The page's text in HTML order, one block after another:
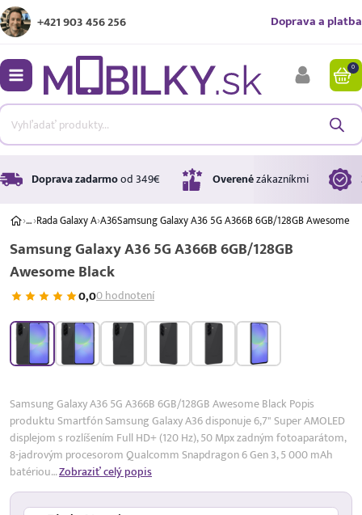
+421 903 456 256 Doprava a platba
0
Doprava zadarmood 349€ Overenézákazníkmi
›…›Rada Galaxy A›A36Samsung Galaxy A36 5G A366B 6GB/128GB Awesome
Samsung Galaxy A36 5G A366B 6GB/128GB
Awesome Black
0,00 hodnotení
A A ↑
Úrok
17,99 %
Samsung Galaxy A36 5G A366B 6GB/128GB Awesome Black Popis
produktu Smartfón Samsung Galaxy A36 disponuje 6,7" Super AMOLED
displejom s rozlíšením Full HD+ (120 Hz), 50 Mpx zadným fotoaparátom,
8-jadrovým procesorom Qualcomm Snapdragon 6 Gen 3, 5 000 mAh
batériou…Zobraziť celý popis